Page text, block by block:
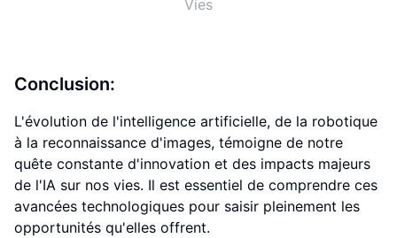
Vies
Conclusion:
L'évolution de l'intelligence artificielle, de la robotique
à la reconnaissance d'images, témoigne de notre
quête constante d'innovation et des impacts majeurs
de l'IA sur nos vies. Il est essentiel de comprendre ces
avancées technologiques pour saisir pleinement les
opportunités qu'elles offrent.